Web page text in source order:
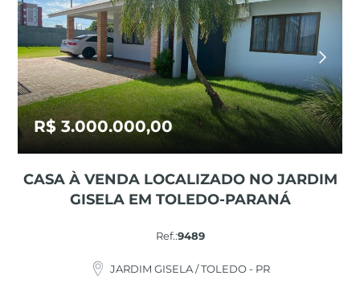
R$ 3.000.000,00
CASA À VENDA LOCALIZADO NO JARDIM
GISELA EM TOLEDO-PARANÁ
Ref.:9489
JARDIM GISELA / TOLEDO - PR